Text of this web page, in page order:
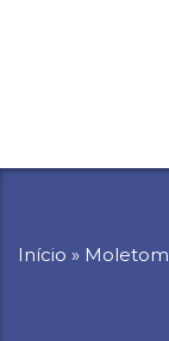
Início » Moletom